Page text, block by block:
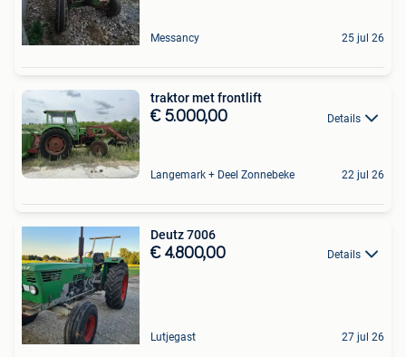
Messancy 25 jul 26
traktor met frontlift
€ 5.000,00 Details
Langemark + Deel Zonnebeke 22 jul 26
Deutz 7006
€ 4.800,00 Details
Lutjegast 27 jul 26